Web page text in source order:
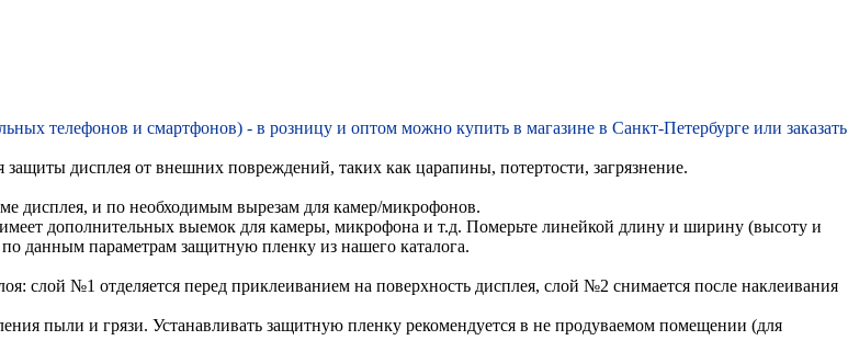
телефонов и смартфонов) - в розницу и оптом можно купить в магазине в Санкт-Петербурге или заказать
дисплея от внешних повреждений, таких как царапины, потертости, загрязнение.
дисплея, и по необходимым вырезам для камер/микрофонов.
дополнительных выемок для камеры, микрофона и т.д. Померьте линейкой длину и ширину (высоту и
данным параметрам защитную пленку из нашего каталога.
слой №1 отделяется перед приклеиванием на поверхность дисплея, слой №2 снимается после наклеивания
пыли и грязи. Устанавливать защитную пленку рекомендуется в не продуваемом помещении (для